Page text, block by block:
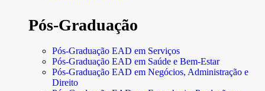
Pós-Graduação
Pós-Graduação EAD em Serviços
Pós-Graduação EAD em Saúde e Bem-Estar
Pós-Graduação EAD em Negócios, Administração e
Direito